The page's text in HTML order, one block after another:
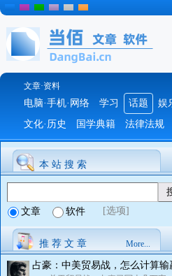
文章·资料
电脑·手机·网络 学习 话题 娱
文化·历史
国学典籍 法律法规
本 站 搜 索
文章 软件 [选项]
推 荐 文 章 More...
占豪：中美贸易战，怎么计算输